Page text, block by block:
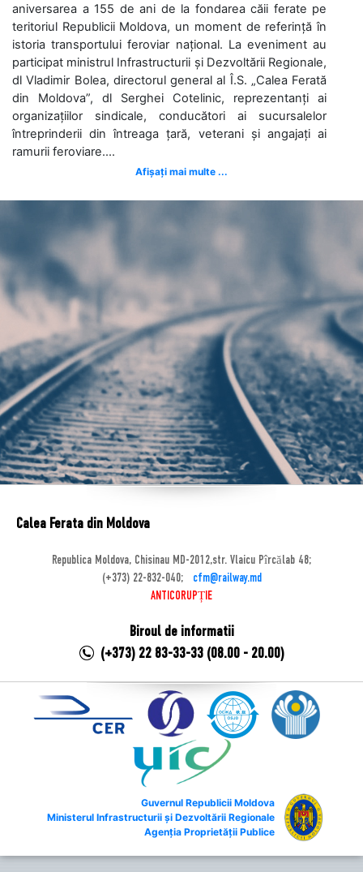
aniversarea a 155 de ani de la fondarea căii ferate pe
teritoriul Republicii Moldova, un moment de referință în
istoria transportului feroviar național. La eveniment au
participat ministrul Infrastructurii și Dezvoltării Regionale,
dl Vladimir Bolea, directorul general al Î.S. „Calea Ferată
din Moldova”, dl Serghei Cotelinic, reprezentanți ai
organizațiilor sindicale, conducători ai sucursalelor
întreprinderii din întreaga țară, veterani și angajați ai
ramurii feroviare....
Afișați mai multe ...
Calea Ferata din Moldova
Republica Moldova, Chisinau MD-2012,str. Vlaicu Pîrcălab 48;
(+373) 22-832-040;
cfm@railway.md
ANTICORUPȚIE
Biroul de informatii
(+373) 22 83-33-33 (08.00 - 20.00)
Guvernul Republicii Moldova
Ministerul Infrastructurii și Dezvoltării Regionale
Agenția Proprietății Publice